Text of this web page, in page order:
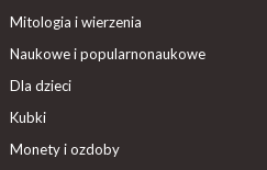
Mitologia i wierzenia
Naukowe i popularnonaukowe
Dla dzieci
Kubki
Monety i ozdoby